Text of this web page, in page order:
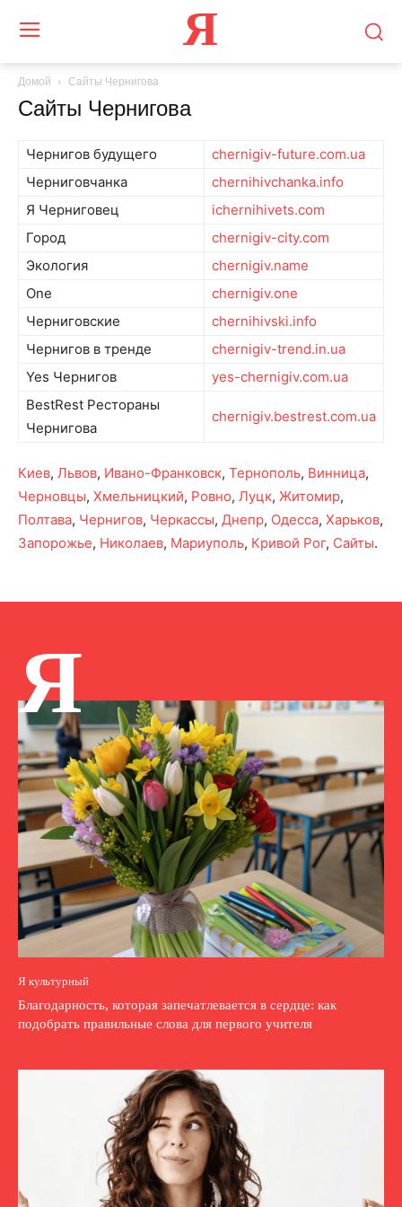
Я
Домой Сайты Чернигова
Сайты Чернигова
Чернигов будущего
chernigiv-future.com.ua
Черниговчанка
chernihivchanka.info
Я Черниговец
ichernihivets.com
Город
chernigiv-city.com
Экология
chernigiv.name
One
chernigiv.one
Черниговские
chernihivski.info
Чернигов в тренде
chernigiv-trend.in.ua
Yes Чернигов
yes-chernigiv.com.ua
BestRest Рестораны
Чернигова
chernigiv.bestrest.com.ua
Киев, Львов, Ивано-Франковск, Тернополь, Винница,
Черновцы, Хмельницкий, Ровно, Луцк, Житомир,
Полтава, Чернигов, Черкассы, Днепр, Одесса, Харьков,
Запорожье, Николаев, Мариуполь, Кривой Рог, Сайты.
Я
Я культурный
Благодарность, которая запечатлевается в сердце: как
подобрать правильные слова для первого учителя